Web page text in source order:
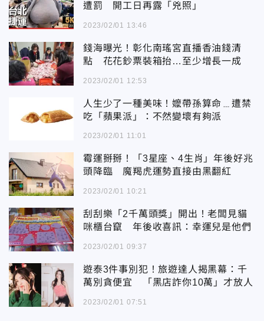
遭罰 開工日再露「兇照」
2023/02/01 13:46
錢海曝光！彰化南瑤宮直播香油錢清
點 花花鈔票裝箱抬…至少增長一成
2023/02/01 12:53
人生少了一種美味！嬤帶孫算命﹍遭禁
吃「蘋果派」：不然變壞有夠派
2023/02/01 11:01
霉運掰掰！「3星座、4生肖」年後好兆
頭降臨 魔羯虎運勢直接由黑翻紅
2023/02/01 10:21
刮刮樂「2千萬頭獎」開出！老闆見貓
咪櫃台竄 年後收喜訊：幸運兒是他們
2023/02/01 09:37
遊泰3件事別犯！旅遊達人揭黑幕：千
萬別貪便宜 「黑店詐你10萬」才放人
2023/02/01 07:51